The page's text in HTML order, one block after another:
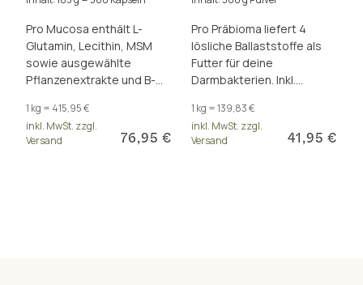
Pro Mucosa enthält L-
Glutamin, Lecithin, MSM
sowie ausgewählte
Pflanzenextrakte und B-
gesunder Schleimhäute
beitragen.
1 kg = 415,95 €
inkl. MwSt. zzgl.
Versand
76,95 €
Pro Präbioma liefert 4
lösliche Ballaststoffe als
Futter für deine
Darmbakterien. Inkl.
Stoffwechsel und
Verdauung.
1 kg = 139,83 €
inkl. MwSt. zzgl.
Versand
41,95 €